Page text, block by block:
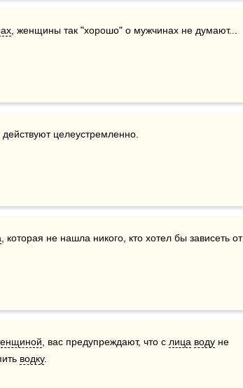
, женщины так "хорошо" о мужчинах не думают...
целеустремленно.
, которая не нашла никого, кто хотел бы зависеть от
, вас предупреждают, что с лица воду не
водку.